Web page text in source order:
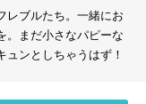
レブルたち。一緒にお
。まだ小さなパピーな
ンとしちゃうはず！